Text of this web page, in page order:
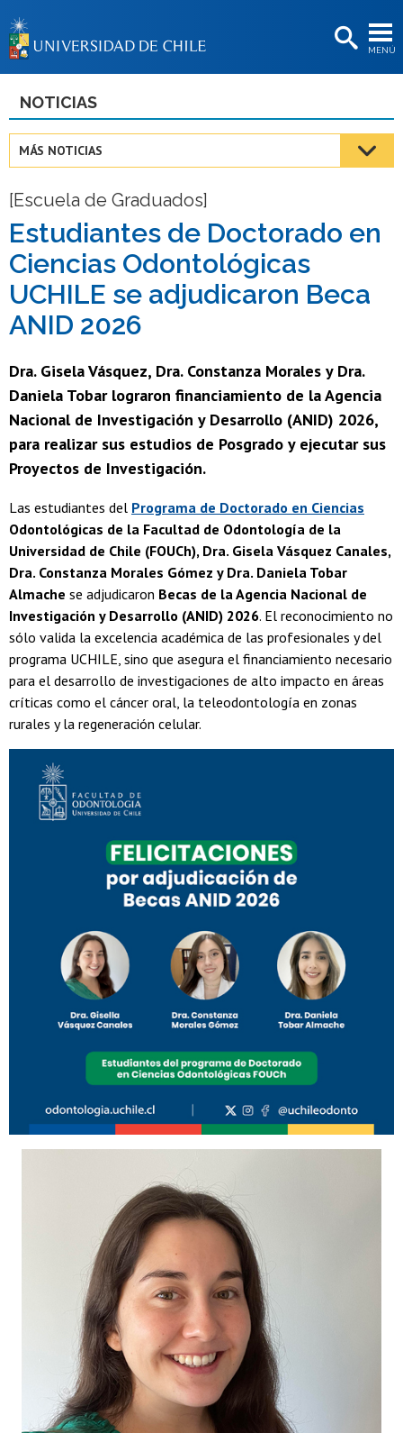
MENÚ
BIBLIOTECAS
Estudiantes
Académicas/os
Funcionarias/os
Egresadas/os
NOTICIAS
MÁS NOTICIAS
[Escuela de Graduados]
Estudiantes de Doctorado en
Ciencias Odontológicas
UCHILE se adjudicaron Beca
ANID 2026
Dra. Gisela Vásquez, Dra. Constanza Morales y Dra.
Daniela Tobar lograron financiamiento de la Agencia
Nacional de Investigación y Desarrollo (ANID) 2026,
para realizar sus estudios de Posgrado y ejecutar sus
Proyectos de Investigación.
Las estudiantes del Programa de Doctorado en Ciencias
Odontológicas de la Facultad de Odontología de la
Universidad de Chile (FOUCh), Dra. Gisela Vásquez Canales,
Dra. Constanza Morales Gómez y Dra. Daniela Tobar
Almache se adjudicaron Becas de la Agencia Nacional de
Investigación y Desarrollo (ANID) 2026. El reconocimiento no
sólo valida la excelencia académica de las profesionales y del
programa UCHILE, sino que asegura el financiamiento necesario
para el desarrollo de investigaciones de alto impacto en áreas
críticas como el cáncer oral, la teleodontología en zonas
rurales y la regeneración celular.